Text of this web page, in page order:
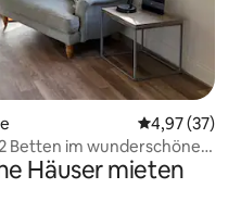
4,97 (37)
Betten im wunderschönen
Häuser mieten